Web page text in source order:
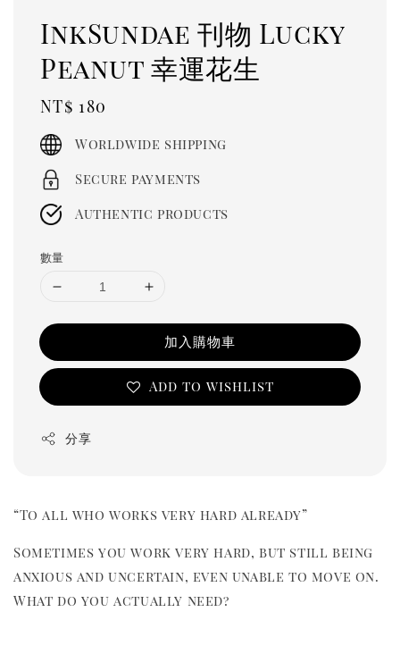
InkSundae 刊物 Lucky
Peanut 幸運花生
Regular
price
NT$ 180
Worldwide shipping
Secure payments
Authentic products
數量
加入購物車
Add to wishlist
分享
“To all who works very hard already”
Sometimes you work very hard, but still being
anxious and uncertain, even unable to move on.
What do you actually need?